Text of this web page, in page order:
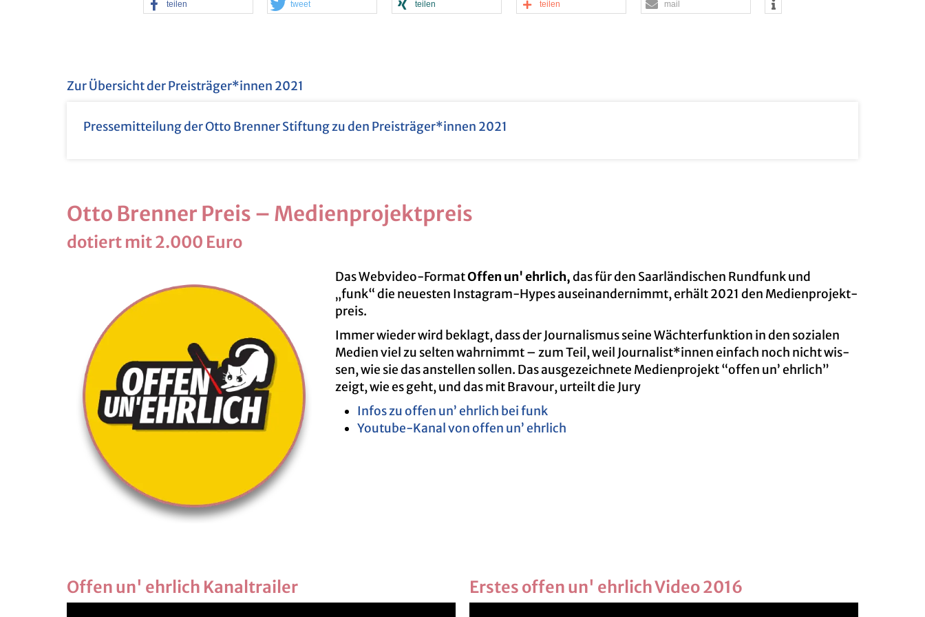
tei­len tweet tei­len tei­len mail
Zur Über­sicht der Preis­trä­ger*innen 2021
Pres­se­mit­tei­lung der Otto Bren­ner Stif­tung zu den Preis­trä­ger*innen 2021
Otto Bren­ner Preis – Me­di­en­pro­jekt­preis
do­tiert mit 2.000 Euro
Das Web­vi­deo-For­matOffen un' ehr­lich,das für den Saar­län­di­schen Rund­funk und
„funk“ die neu­es­ten In­sta­gram-Hypes aus­ein­an­der­nimmt, er­hält 2021 den Me­di­en­pro­jekt­
preis.
Immer wie­der wird be­klagt, dass der Jour­na­lis­mus seine Wäch­ter­funk­ti­on in den so­zia­len
Me­di­en viel zu sel­ten wahr­nimmt – zum Teil, weil Jour­na­list*innen ein­fach noch nicht wis­
sen, wie sie das an­stel­len sol­len. Das aus­ge­zeich­ne­te Me­di­en­pro­jekt “offen un’ ehr­lich”
zeigt, wie es geht, und das mit Bra­vour, ur­teilt die Jury
Infos zu offen un’ ehr­lich bei funk
You­tube-Kanal von offen un’ ehr­lich
Offen un' ehr­lich Ka­nal­trai­ler Ers­tes offen un' ehr­lich Video 2016